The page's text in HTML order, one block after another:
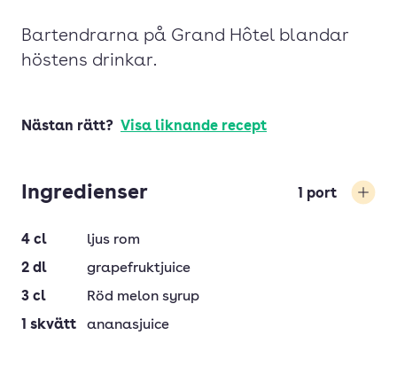
Bartendrarna på Grand Hôtel blandar
höstens drinkar.
Nästan rätt? Visa liknande recept
Ingredienser 1 port
4 cl
ljus rom
2 dl
grapefruktjuice
3 cl
Röd melon syrup
1 skvätt ananasjuice